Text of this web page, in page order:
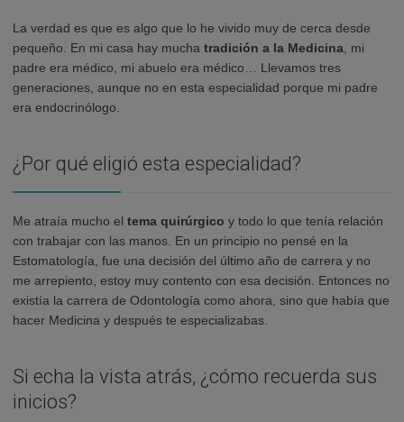
La verdad es que es algo que lo he vivido muy de cerca desde
pequeño. En mi casa hay mucha tradición a la Medicina , mi
padre era médico, mi abuelo era médico… Llevamos tres
generaciones, aunque no en esta especialidad porque mi padre
era endocrinólogo.
¿Por qué eligió esta especialidad?
Me atraía mucho el tema quirúrgico y todo lo que tenía relación
con trabajar con las manos. En un principio no pensé en la
Estomatología, fue una decisión del último año de carrera y no
me arrepiento, estoy muy contento con esa decisión. Entonces no
existía la carrera de Odontología como ahora, sino que había que
hacer Medicina y después te especializabas.
Si echa la vista atrás, ¿cómo recuerda sus
inicios?